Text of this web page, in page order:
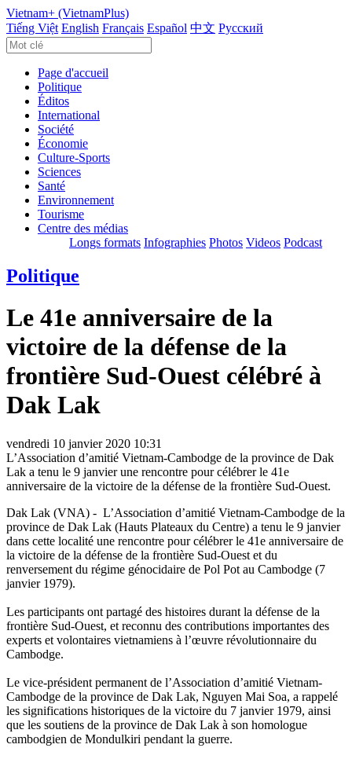
Vietnam+ (VietnamPlus)
Tiếng Việt English Français Español 中文 Русский
Page d'accueil
Politique
Éditos
International
Société
Économie
Culture-Sports
Sciences
Santé
Environnement
Tourisme
Centre des médias
Longs formats Infographies Photos Videos Podcast
Politique
Le 41e anniversaire de la
victoire de la défense de la
frontière Sud-Ouest célébré à
Dak Lak
vendredi 10 janvier 2020 10:31
L’Association d’amitié Vietnam-Cambodge de la province de Dak
Lak a tenu le 9 janvier une rencontre pour célébrer le 41e
anniversaire de la victoire de la défense de la frontière Sud-Ouest.
Dak Lak (VNA) - L’Association d’amitié Vietnam-Cambodge de la
province de Dak Lak (Hauts Plateaux du Centre) a tenu le 9 janvier
dans cette localité une rencontre pour célébrer le 41e anniversaire de
la victoire de la défense de la frontière Sud-Ouest et du
renversement du régime génocidaire de Pol Pot au Cambodge (7
janvier 1979).
Les participants ont partagé des histoires durant la défense de la
frontière Sud-Ouest, et reconnu des contributions importantes des
experts et volontaires vietnamiens à l’œuvre révolutionnaire du
Cambodge.
Le vice-président permanent de l’Association d’amitié Vietnam-
Cambodge de la province de Dak Lak, Nguyen Mai Soa, a rappelé
les significations historiques de la victoire du 7 janvier 1979, ainsi
que les soutiens de la province de Dak Lak à son homologue
cambodgien de Mondulkiri pendant la guerre.